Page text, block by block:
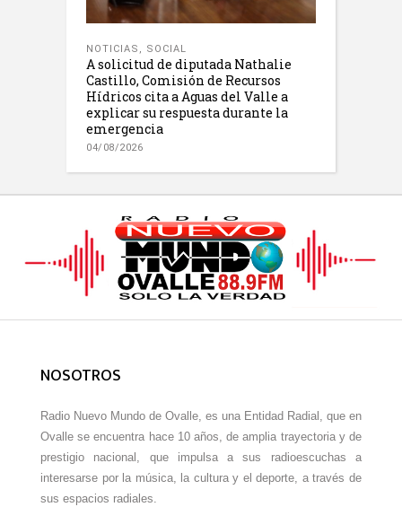
NOTICIAS , SOCIAL
A solicitud de diputada Nathalie
Castillo, Comisión de Recursos
Hídricos cita a Aguas del Valle a
explicar su respuesta durante la
emergencia
04/08/2026
NOSOTROS
Radio Nuevo Mundo de Ovalle, es una Entidad Radial, que en
Ovalle se encuentra hace 10 años, de amplia trayectoria y de
prestigio nacional, que impulsa a sus radioescuchas a
interesarse por la música, la cultura y el deporte, a través de
sus espacios radiales.